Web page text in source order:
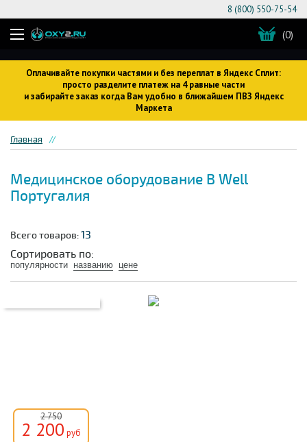
Оплачивайте покупки частями и без переплат в Яндекс Сплит:
просто разделите платеж на 4 равные части
и забирайте заказ когда Вам удобно в ближайшем ПВЗ Яндекс
Маркета
8 (800) 550-75-54
(0)
Главная
Медицинское оборудование B Well
Португалия
Всего товаров:13
Сортировать по:
популярности названию цене
2 750
2 200 руб